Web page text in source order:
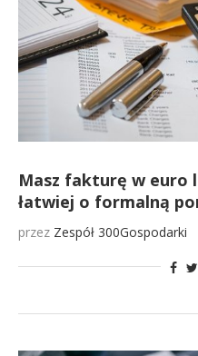
Masz fakturę w euro
łatwiej o formalną
przez Zespół 300Gospodarki